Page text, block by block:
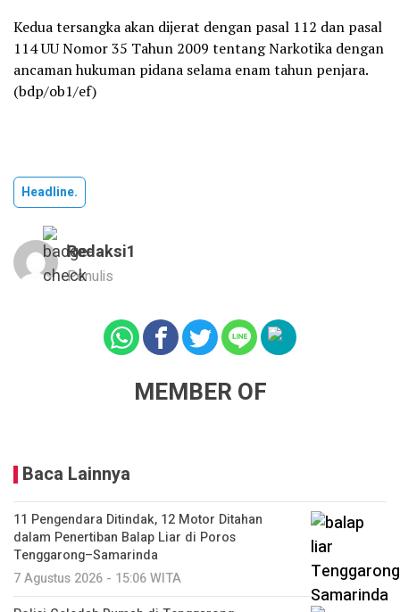
Kedua tersangka akan dijerat dengan pasal 112 dan pasal
114 UU Nomor 35 Tahun 2009 tentang Narkotika dengan
ancaman hukuman pidana selama enam tahun penjara.
(bdp/ob1/ef)
Headline.
Redaksi1
Penulis
MEMBER OF
Baca Lainnya
11 Pengendara Ditindak, 12 Motor Ditahan
dalam Penertiban Balap Liar di Poros
Tenggarong–Samarinda
7 Agustus 2026 - 15:06 WITA